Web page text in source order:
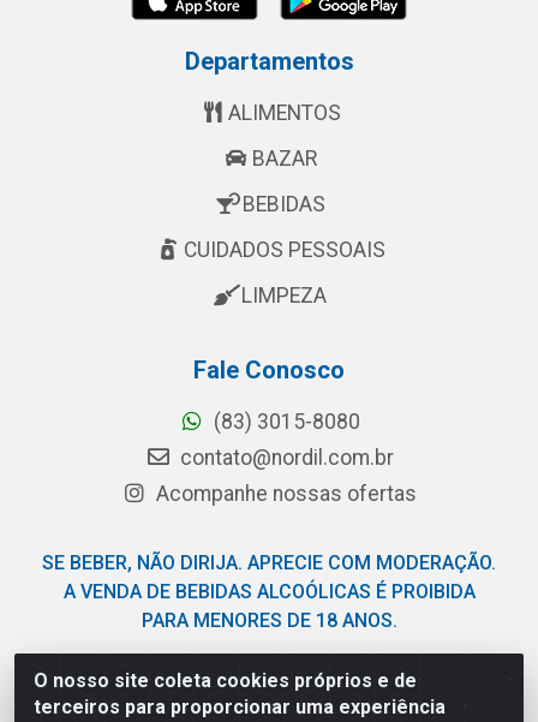
O nosso site coleta cookies próprios e de
terceiros para proporcionar uma experiência
Departamentos
ALIMENTOS
BAZAR
BEBIDAS
CUIDADOS PESSOAIS
LIMPEZA
Fale Conosco
(83) 3015-8080
contato@nordil.com.br
Acompanhe nossas ofertas
SE BEBER, NÃO DIRIJA. APRECIE COM MODERAÇÃO.
A VENDA DE BEBIDAS ALCOÓLICAS É PROIBIDA
PARA MENORES DE 18 ANOS.
Nordil Distribuidora - Avenida Liberdade, 2738, Bloco F -